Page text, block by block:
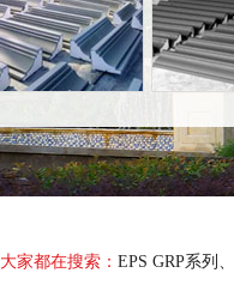
大家都在搜索： EPS GRP系列 、